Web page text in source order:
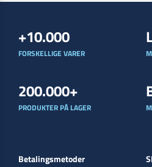
+10.000
FORSKELLIGE VARER
200.000+
PRODUKTER PÅ LAGER
Betalingsmetoder